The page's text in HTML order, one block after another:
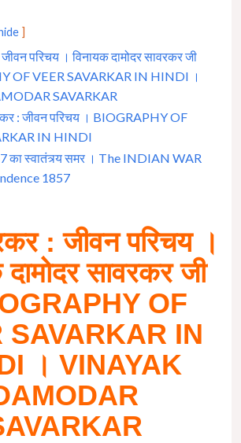
परिचय । विनायक दामोदर सावरकर जी
OF VEER SAVARKAR IN HINDI ।
SAVARKAR
: जीवन परिचय । BIOGRAPHY OF
IN HINDI
का स्वातंत्र्य समर । The INDIAN WAR
1857
: जीवन परिचय ।
दामोदर सावरकर जी
OF
SAVARKAR IN
। VINAYAK